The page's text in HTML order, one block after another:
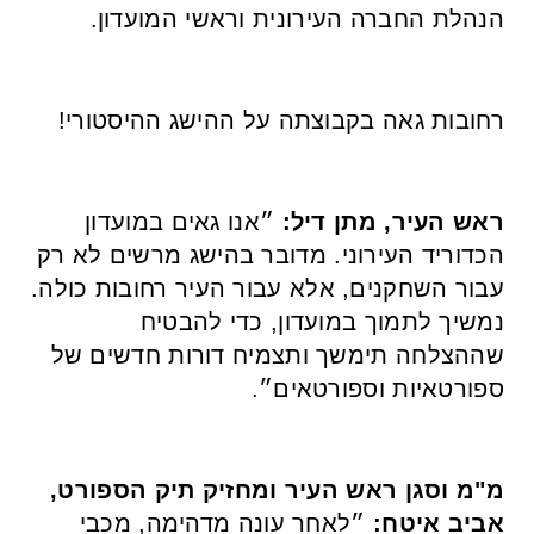
הנהלת החברה העירונית וראשי המועדון.
רחובות גאה בקבוצתה על ההישג ההיסטורי!
ראש העיר, מתן דיל: ״אנו גאים במועדון
הכדוריד העירוני. מדובר בהישג מרשים לא רק
עבור השחקנים, אלא עבור העיר רחובות כולה.
נמשיך לתמוך במועדון, כדי להבטיח
שההצלחה תימשך ותצמיח דורות חדשים של
ספורטאיות וספורטאים״.
מ"מ וסגן ראש העיר ומחזיק תיק הספורט,
אביב איטח: ״לאחר עונה מדהימה, מכבי